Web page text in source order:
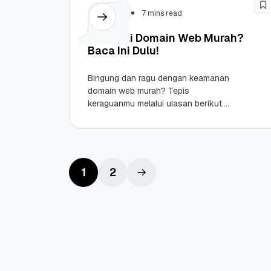
Promo Ramadan 2026:
Domain 7 mins read
Mau Beli Domain Web Murah?
Baca Ini Dulu!
Bingung dan ragu dengan keamanan
domain web murah? Tepis
keraguanmu melalui ulasan berikut.
domain murah! Highlights nTLD (new
1 2